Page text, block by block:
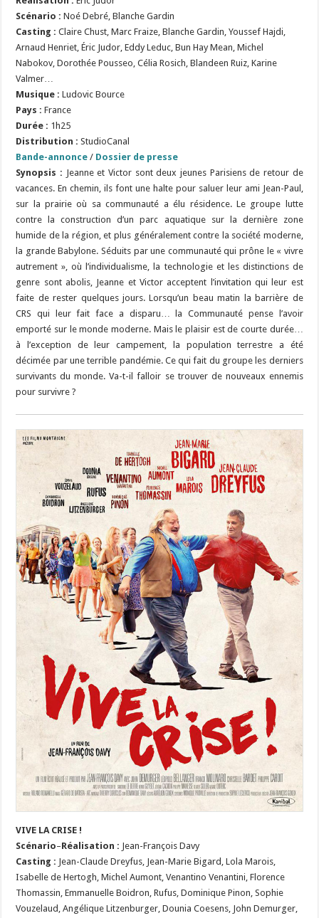
Scénario : Noé Debré, Blanche Gardin
Casting :Claire Chust, Marc Fraize, Blanche Gardin, Youssef Hajdi,
Arnaud Henriet, Éric Judor, Eddy Leduc, Bun Hay Mean, Michel
Nabokov, Dorothée Pousseo, Célia Rosich, Blandeen Ruiz, Karine
Valmer…
Musique : Ludovic Bource
Pays : France
Durée : 1h25
Distribution : StudioCanal
Bande-annonce / Dossier de presse
Synopsis : Jeanne et Victor sont deux jeunes Parisiens de retour de
vacances. En chemin, ils font une halte pour saluer leur ami Jean-Paul,
sur la prairie où sa communauté a élu résidence. Le groupe lutte
contre la construction d’un parc aquatique sur la dernière zone
humide de la région, et plus généralement contre la société moderne,
la grande Babylone. Séduits par une communauté qui prône le « vivre
autrement », où l’individualisme, la technologie et les distinctions de
genre sont abolis, Jeanne et Victor acceptent l’invitation qui leur est
faite de rester quelques jours. Lorsqu’un beau matin la barrière de
CRS qui leur fait face a disparu… la Communauté pense l’avoir
emporté sur le monde moderne. Mais le plaisir est de courte durée…
à l’exception de leur campement, la population terrestre a été
décimée par une terrible pandémie. Ce qui fait du groupe les derniers
survivants du monde. Va-t-il falloir se trouver de nouveaux ennemis
pour survivre ?
VIVE LA CRISE !
Scénario–Réalisation : Jean-François Davy
Casting : Jean-Claude Dreyfus, Jean-Marie Bigard, Lola Marois,
Isabelle de Hertogh, Michel Aumont, Venantino Venantini, Florence
Thomassin, Emmanuelle Boidron, Rufus, Dominique Pinon, Sophie
Vouzelaud, Angélique Litzenburger, Dounia Coesens, John Demurger,